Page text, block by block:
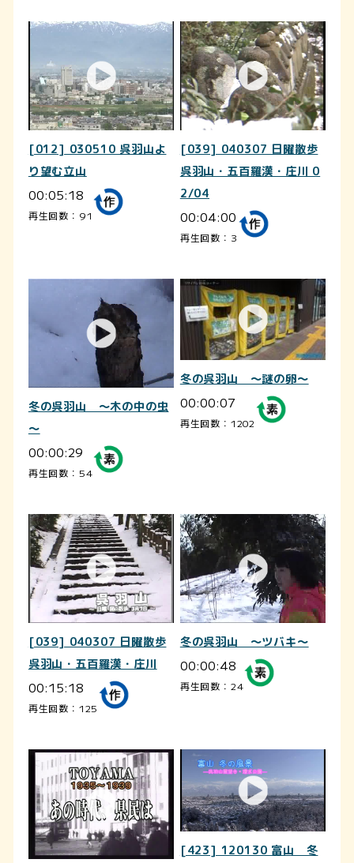
[012] 030510 呉羽山よ
り望む立山
00:05:18
再生回数：91
[039] 040307 日曜散歩
呉羽山・五百羅漢・庄川 0
2/04
00:04:00
再生回数：3
冬の呉羽山 ～木の中の虫
～
00:00:29
再生回数：54
冬の呉羽山 ～謎の卵～
00:00:07
再生回数：1202
[039] 040307 日曜散歩
呉羽山・五百羅漢・庄川
00:15:18
再生回数：125
冬の呉羽山 ～ツバキ～
00:00:48
再生回数：24
[423] 120130 富山 冬